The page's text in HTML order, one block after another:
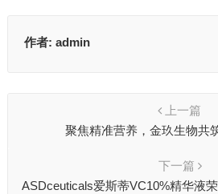
作者: admin
上一篇
聚焦精准营养，金玖生物共
下一篇
ASDceuticals爱斯蒂VC10%精华液